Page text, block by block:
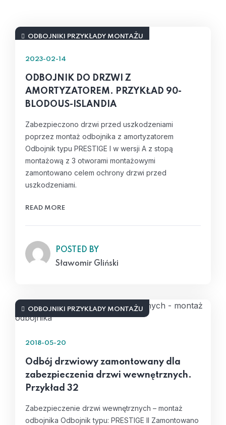
ODBOJNIKI PRZYKŁADY MONTAŻU
2023-02-14
ODBOJNIK DO DRZWI Z
AMORTYZATOREM. PRZYKŁAD 90-
BLODOUS-ISLANDIA
Zabezpieczono drzwi przed uszkodzeniami
poprzez montaż odbojnika z amortyzatorem
Odbojnik typu PRESTIGE I w wersji A z stopą
montażową z 3 otworami montażowymi
zamontowano celem ochrony drzwi przed
uszkodzeniami.
READ MORE
POSTED BY
Sławomir Gliński
ODBOJNIKI PRZYKŁADY MONTAŻU
2018-05-20
Odbój drzwiowy zamontowany dla
zabezpieczenia drzwi wewnętrznych.
Przykład 32
Zabezpieczenie drzwi wewnętrznych – montaż
odbojnika Odbojnik typu: PRESTIGE II Zamontowano